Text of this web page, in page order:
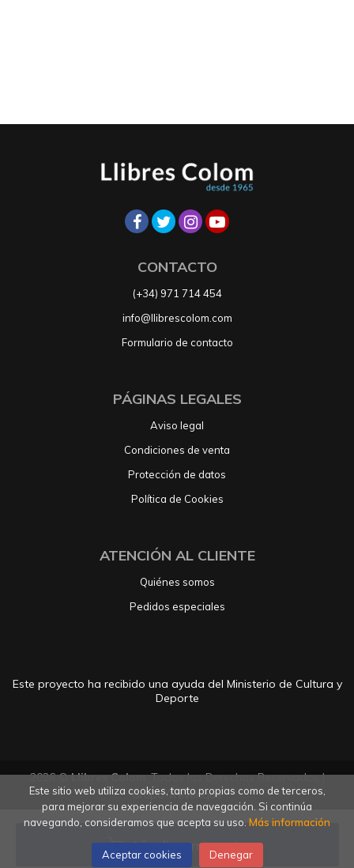
Añadir a mi cesta
CONTACTO
(+34) 971 714 454
info@llibrescolom.com
Formulario de contacto
PÁGINAS LEGALES
Aviso legal
Condiciones de venta
Protección de datos
Política de Cookies
ATENCIÓN AL CLIENTE
Quiénes somos
Pedidos especiales
Este proyecto ha recibido una ayuda del Ministerio de Cultura y
Deporte
2026 ©Llibres Colom. Todos los Derechos Reservados |
Grupo Trevenque
Este sitio web utiliza cookies, tanto propias como de terceros,
para mejorar su experiencia de navegación. Si continúa
navegando, consideramos que acepta su uso. Más información
Aceptar cookies Denegar